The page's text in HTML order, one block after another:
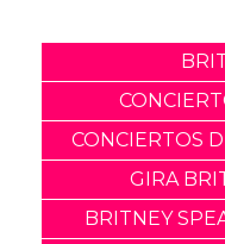
CONCIERTOS
GIRA
BRITNEY